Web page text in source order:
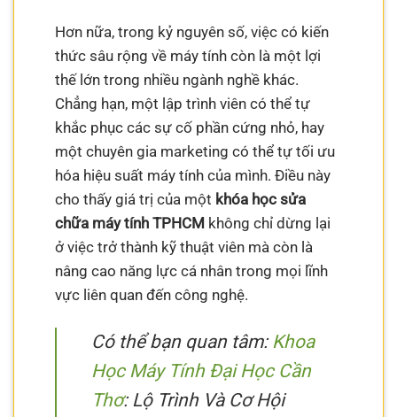
Hơn nữa, trong kỷ nguyên số, việc có kiến
thức sâu rộng về máy tính còn là một lợi
thế lớn trong nhiều ngành nghề khác.
Chẳng hạn, một lập trình viên có thể tự
khắc phục các sự cố phần cứng nhỏ, hay
một chuyên gia marketing có thể tự tối ưu
hóa hiệu suất máy tính của mình. Điều này
cho thấy giá trị của một khóa học sửa
chữa máy tính TPHCM không chỉ dừng lại
ở việc trở thành kỹ thuật viên mà còn là
nâng cao năng lực cá nhân trong mọi lĩnh
vực liên quan đến công nghệ.
Có thể bạn quan tâm:Khoa
Học Máy Tính Đại Học Cần
Thơ: Lộ Trình Và Cơ Hội